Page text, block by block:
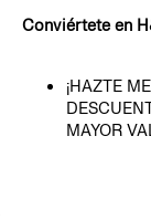
Conviértete en
¡HAZTE
MAYOR